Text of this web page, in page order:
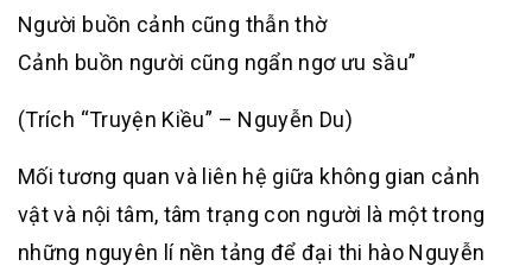
Người buồn cảnh cũng thẫn thờ
Cảnh buồn người cũng ngẩn ngơ ưu sầu”
(Trích “Truyện Kiều” – Nguyễn Du)
Mối tương quan và liên hệ giữa không gian cảnh
vật và nội tâm, tâm trạng con người là một trong
những nguyên lí nền tảng để đại thi hào Nguyễn